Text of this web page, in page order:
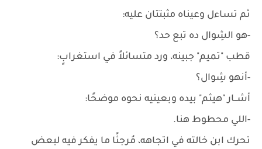
ثم تساءل وعيناه مثبتتان عليه:
-هو الشِوال ده تبع حد؟
قطب "تميم" جبينه، ورد متسائلاً في استغرابٍ:
-أنهو شِوال؟
أشــار "هيثم" بيده وبعينيه نحوه موضحًا:
-اللي محطوط هنا.
تحرك ابن خالته في اتجاهه، مُرجئًا ما يفكر فيه لبعض